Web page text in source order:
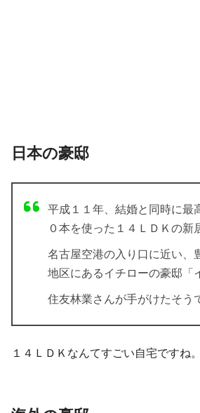
日本の豪邸
平成１１年、結婚と同時に最
０本を使った１４ＬＤＫの新
名古屋空港の入り口に近い、
地区にあるイチローの豪邸「
住友林業さんが手がけたそう
１４ＬＤＫなんてすごい自宅ですね。